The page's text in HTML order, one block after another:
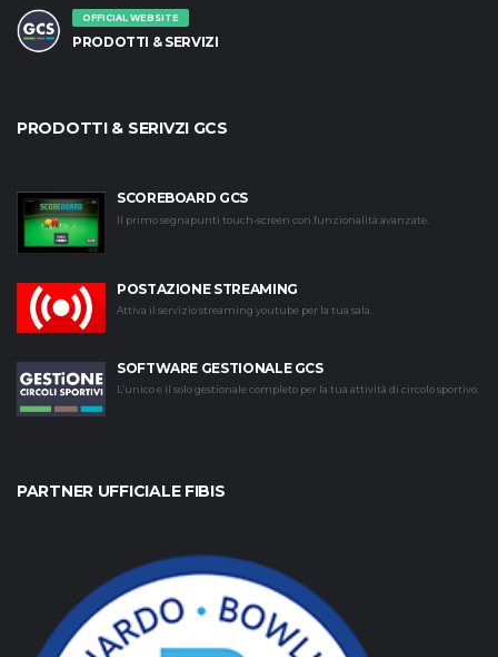
OFFICIAL WEBSITE
PRODOTTI & SERVIZI
PRODOTTI & SERIVZI GCS
SCOREBOARD GCS
Il primo segnapunti touch-screen con funzionalità avanzate.
POSTAZIONE STREAMING
Attiva il servizio streaming youtube per la tua sala.
SOFTWARE GESTIONALE GCS
L’unico e il solo gestionale completo per la tua attività di circolo sportivo.
PARTNER UFFICIALE FIBIS